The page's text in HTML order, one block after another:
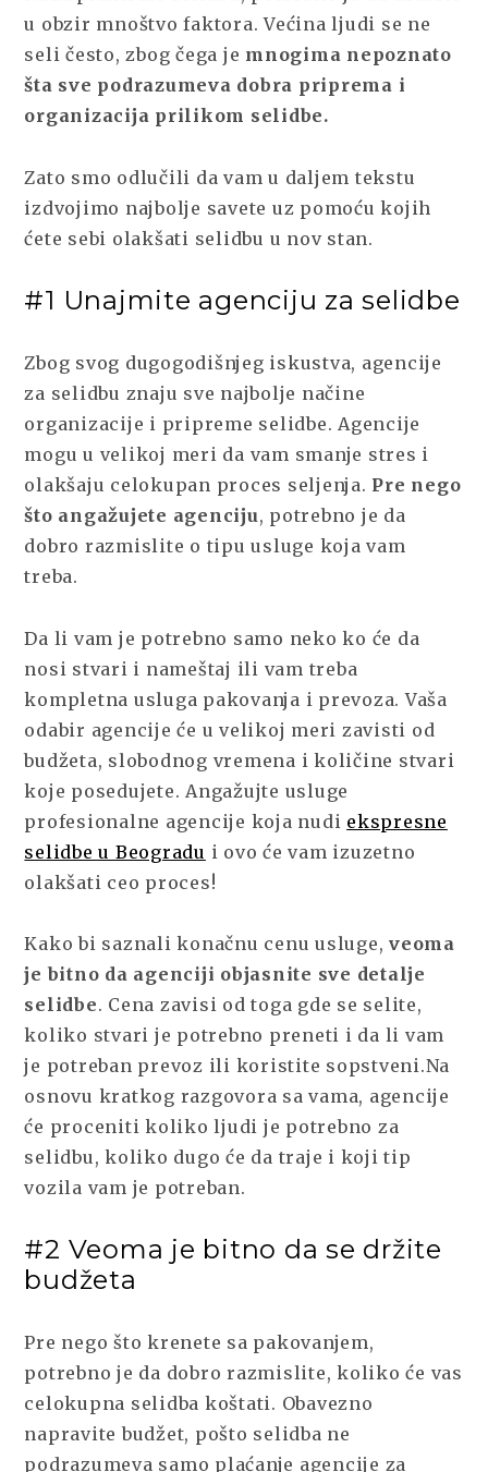
u obzir mnoštvo faktora. Većina ljudi se ne
seli često, zbog čega je mnogima nepoznato
šta sve podrazumeva dobra priprema i
organizacija prilikom selidbe.
Zato smo odlučili da vam u daljem tekstu
izdvojimo najbolje savete uz pomoću kojih
ćete sebi olakšati selidbu u nov stan.
#1 Unajmite agenciju za selidbe
Zbog svog dugogodišnjeg iskustva, agencije
za selidbu znaju sve najbolje načine
organizacije i pripreme selidbe. Agencije
mogu u velikoj meri da vam smanje stres i
olakšaju celokupan proces seljenja. Pre nego
što angažujete agenciju, potrebno je da
dobro razmislite o tipu usluge koja vam
treba.
Da li vam je potrebno samo neko ko će da
nosi stvari i nameštaj ili vam treba
kompletna usluga pakovanja i prevoza. Vaša
odabir agencije će u velikoj meri zavisti od
budžeta, slobodnog vremena i količine stvari
koje posedujete. Angažujte usluge
profesionalne agencije koja nudi ekspresne
selidbe u Beogradu i ovo će vam izuzetno
olakšati ceo proces!
Kako bi saznali konačnu cenu usluge,veoma
je bitno da agenciji objasnite sve detalje
selidbe. Cena zavisi od toga gde se selite,
koliko stvari je potrebno preneti i da li vam
je potreban prevoz ili koristite sopstveni.Na
osnovu kratkog razgovora sa vama, agencije
će proceniti koliko ljudi je potrebno za
selidbu, koliko dugo će da traje i koji tip
vozila vam je potreban.
#2 Veoma je bitno da se držite
budžeta
Pre nego što krenete sa pakovanjem,
potrebno je da dobro razmislite, koliko će vas
celokupna selidba koštati. Obavezno
napravite budžet, pošto selidba ne
podrazumeva samo plaćanje agencije za